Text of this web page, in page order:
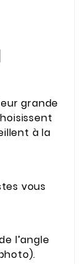
grande
à la
vous
l’angle